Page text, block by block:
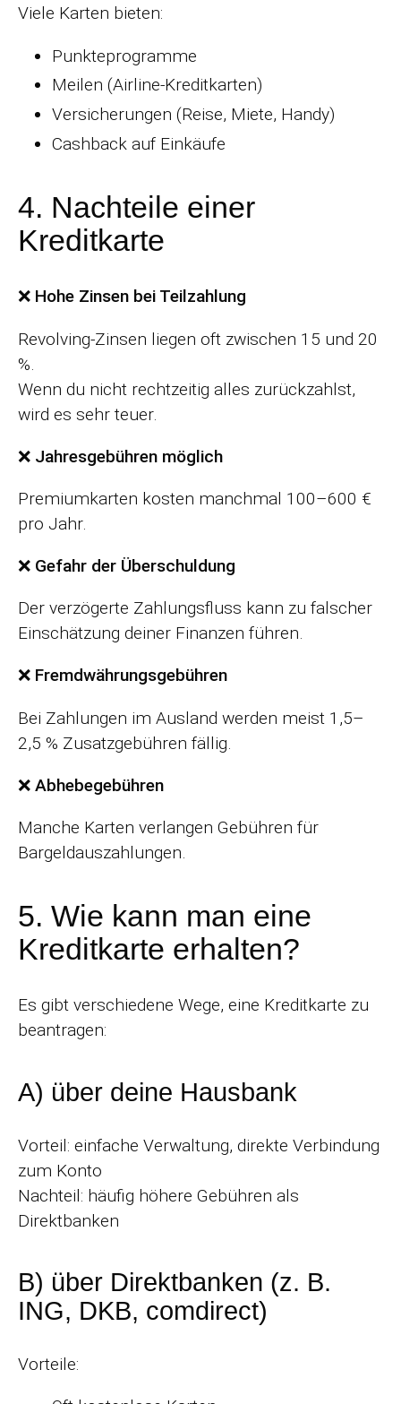
Viele Karten bieten:
Punkteprogramme
Meilen (Airline-Kreditkarten)
Versicherungen (Reise, Miete, Handy)
Cashback auf Einkäufe
4. Nachteile einer
Kreditkarte
❌ Hohe Zinsen bei Teilzahlung
Revolving-Zinsen liegen oft zwischen 15 und 20
%.
Wenn du nicht rechtzeitig alles zurückzahlst,
wird es sehr teuer.
❌ Jahresgebühren möglich
Premiumkarten kosten manchmal 100–600 €
pro Jahr.
❌ Gefahr der Überschuldung
Der verzögerte Zahlungsfluss kann zu falscher
Einschätzung deiner Finanzen führen.
❌ Fremdwährungsgebühren
Bei Zahlungen im Ausland werden meist 1,5–
2,5 % Zusatzgebühren fällig.
❌ Abhebegebühren
Manche Karten verlangen Gebühren für
Bargeldauszahlungen.
5. Wie kann man eine
Kreditkarte erhalten?
Es gibt verschiedene Wege, eine Kreditkarte zu
beantragen:
A) über deine Hausbank
Vorteil: einfache Verwaltung, direkte Verbindung
zum Konto
Nachteil: häufig höhere Gebühren als
Direktbanken
B) über Direktbanken (z. B.
ING, DKB, comdirect)
Vorteile: